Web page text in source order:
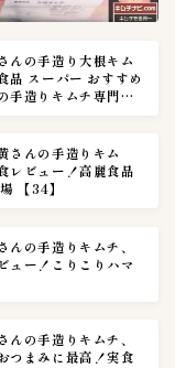
んの手造り大根キム
品 スーパー おすすめ
手造りキムチ専門店
さんの手造りキム
レビュー！高麗食品
【34】
んの手造りキムチ、
ュー！こりこりハマ
んの手造りキムチ、
つまみに最高！実食